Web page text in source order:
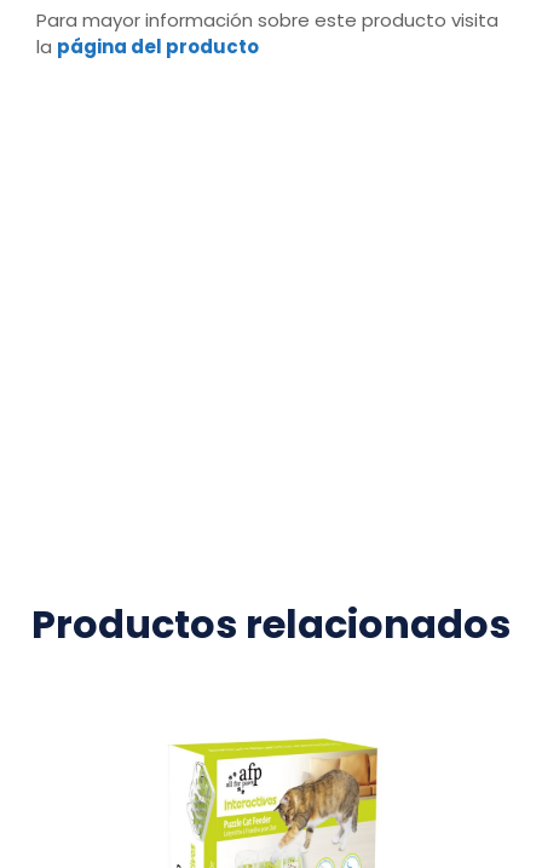
Para mayor información sobre este producto visita
la página del producto
Productos relacionados